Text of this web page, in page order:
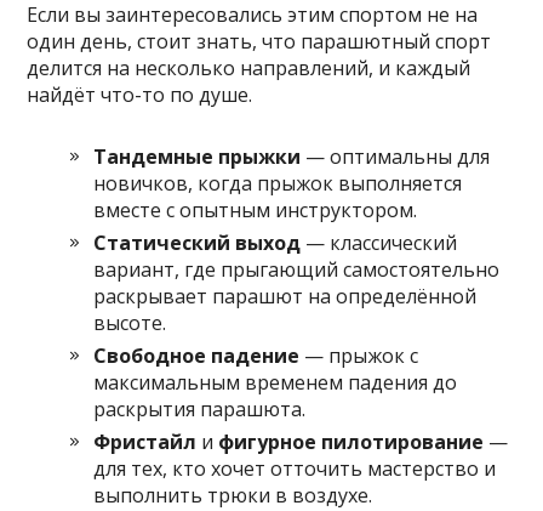
Если вы заинтересовались этим спортом не на
один день, стоит знать, что парашютный спорт
делится на несколько направлений, и каждый
найдёт что-то по душе.
Тандемные прыжки — оптимальны для
новичков, когда прыжок выполняется
вместе с опытным инструктором.
Статический выход — классический
вариант, где прыгающий самостоятельно
раскрывает парашют на определённой
высоте.
Свободное падение — прыжок с
максимальным временем падения до
раскрытия парашюта.
Фристайл и фигурное пилотирование —
для тех, кто хочет отточить мастерство и
выполнить трюки в воздухе.